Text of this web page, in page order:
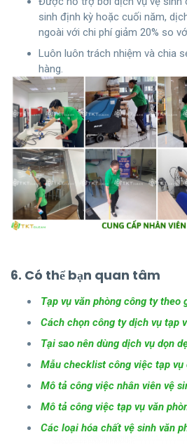
sinh định kỳ hoặc cuối năm,
ngoài với chi phí giảm 20% so
Luôn luôn trách nhiệm và chia
hàng.
6. Có thể bạn quan tâm
Tạp vụ văn phòng công ty theo
Cách chọn công ty dịch vụ tạp
Tại sao nên dùng dịch vụ dọn
Mẫu checklist công việc tạp
Mô tả công việc nhân viên vệ
Mô tả công việc tạp vụ văn
Các loại hóa chất vệ sinh văn